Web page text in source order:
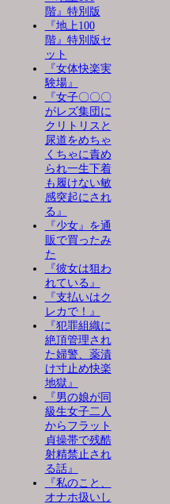
階』特別版
『地上100
階』特別版セ
ット
『女体快楽実
験場』
『女子〇〇〇
がレズ集団に
クリトリスと
尿道をめちゃ
くちゃに責め
られ一生下着
も履けない敏
感突起にされ
る』
『少女』を通
販で買ったみ
た
『彼女は狙わ
れている』
『支払いはク
レカで！』
『犯罪組織に
絶頂管理され
た婦警、薬漬
け寸止め快楽
地獄』
『男の娘が同
級生女子二人
からフラット
貞操帯で残酷
射精禁止され
る話』
『私のこと、
オナホ扱いし